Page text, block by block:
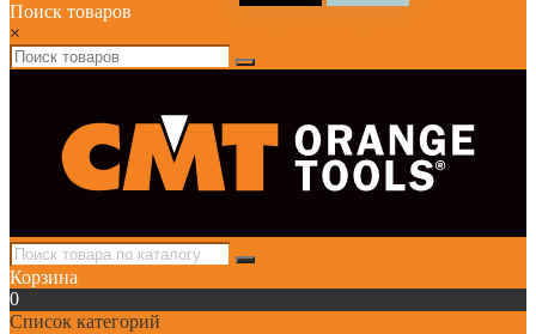
Поиск товаров
×
Корзина
0
Список категорий